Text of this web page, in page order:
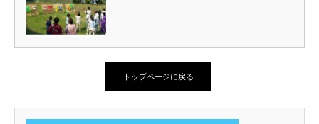
トップページに戻る